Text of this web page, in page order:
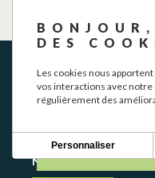
NEWSLETTER
BONJOUR,
DES
Les cookies nous
vos interactions avec
régulièrement des
Personnaliser